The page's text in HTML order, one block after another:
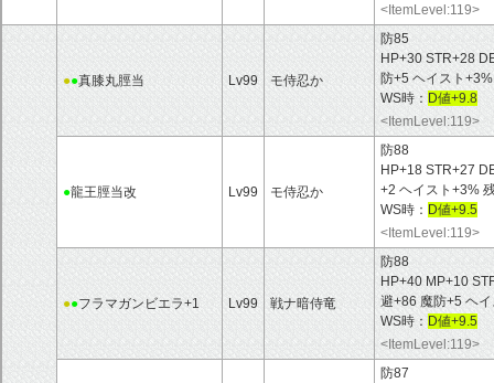
<ItemLevel:119>
●●真膝丸脛当 Lv99 モ侍忍か
防85
HP+30 STR+28
防+5 ヘイスト
WS時： D値+9.8
<ItemLevel:119>
●龍王脛当改 Lv99 モ侍忍か
防88
HP+18 STR+27
+2 ヘイスト+3%
WS時： D値+9.5
<ItemLevel:119>
●●フラマガンビエラ+1 Lv99 戦ナ暗侍竜
防88
HP+40 MP+10
避+86 魔防+5 ヘ
WS時： D値+9.5
<ItemLevel:119>
防87